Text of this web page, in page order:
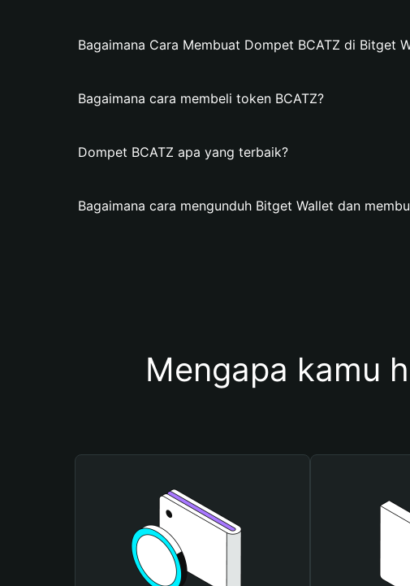
Bagaimana Cara Membuat Dompet BCATZ di Bitget
Bagaimana cara membeli token BCATZ?
Dompet BCATZ apa yang terbaik?
Bagaimana cara mengunduh Bitget Wallet dan
Mengapa kamu